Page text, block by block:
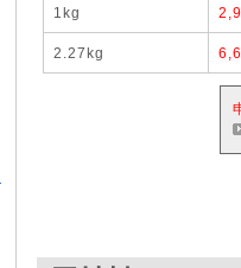
1kg
2.27kg